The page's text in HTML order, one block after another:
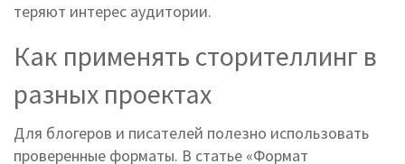
теряют интерес аудитории.
Как применять сторителлинг в
разных проектах
Для блогеров и писателей полезно использовать
проверенные форматы. В статье «Формат